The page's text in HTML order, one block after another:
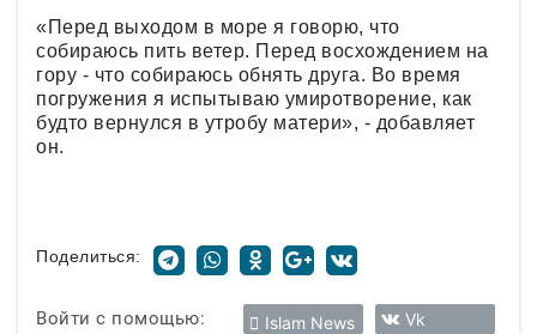
«Перед выходом в море я говорю, что
собираюсь пить ветер. Перед восхождением на
гору - что собираюсь обнять друга. Во время
погружения я испытываю умиротворение, как
будто вернулся в утробу матери», - добавляет
он.
Поделиться:
Войти с помощью: Islam News Vk